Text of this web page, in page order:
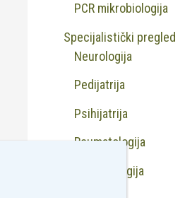
PCR mikrobiologija
Specijalistički pregled
Neurologija
Pedijatrija
Psihijatrija
Reumatologija
Transfuziologija